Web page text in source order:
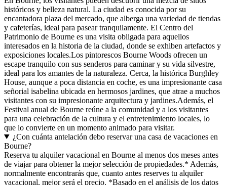
históricos y belleza natural. La ciudad es conocida por su
encantadora plaza del mercado, que alberga una variedad de tiendas
y cafeterías, ideal para pasear tranquilamente. El Centro del
Patrimonio de Bourne es una visita obligada para aquellos
interesados en la historia de la ciudad, donde se exhiben artefactos y
exposiciones locales.Los pintorescos Bourne Woods ofrecen un
escape tranquilo con sus senderos para caminar y su vida silvestre,
ideal para los amantes de la naturaleza. Cerca, la histórica Burghley
House, aunque a poca distancia en coche, es una impresionante casa
señorial isabelina ubicada en hermosos jardines, que atrae a muchos
visitantes con su impresionante arquitectura y jardines.Además, el
Festival anual de Bourne reúne a la comunidad y a los visitantes
para una celebración de la cultura y el entretenimiento locales, lo
que lo convierte en un momento animado para visitar.
¿Con cuánta antelación debo reservar una casa de vacaciones en
Bourne?
Reserva tu alquiler vacacional en Bourne al menos dos meses antes
de viajar para obtener la mejor selección de propiedades.* Además,
normalmente encontrarás que, cuanto antes reserves tu alquiler
vacacional, mejor será el precio. *Basado en el análisis de los datos